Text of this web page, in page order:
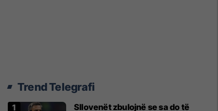
Trend Telegrafi
Sllovenët zbulojnë se sa do të